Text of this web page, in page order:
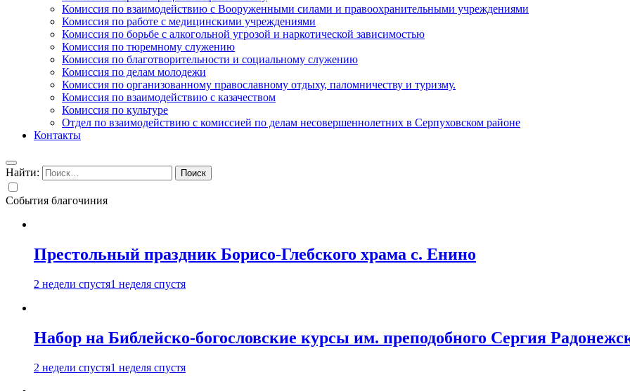
Комиссия по взаимодействию с Вооруженными силами и правоохранительными учреждениями
Комиссия по работе с медицинскими учреждениями
Комиссия по борьбе с алкогольной угрозой и наркотической зависимостью
Комиссия по тюремному служению
Комиссия по благотворительности и социальному служению
Комиссия по делам молодежи
Комиссия по организованному православному отдыху, паломничеству и туризму.
Комиссия по взаимодействию с казачеством
Комиссия по культуре
Отдел по взаимодействию с комиссией по делам несовершеннолетних в Серпуховском районе
Контакты
Найти:
События благочиния
Престольный праздник Борисо-Глебского храма с. Енино
2 недели спустя1 неделя спустя
Набор на Библейско-богословские курсы им. преподобного Сергия
2 недели спустя1 неделя спустя